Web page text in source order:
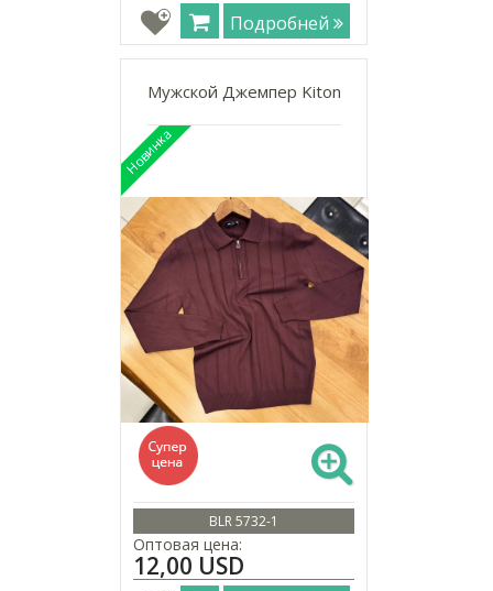
Подробней
Мужской Джемпер Kiton
BLR 5732-1
Оптовая цена:
12,00 USD